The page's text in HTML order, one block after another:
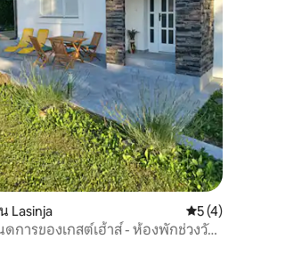
ก 5, 30 รีวิว
Lasinja คะแนนเฉลี่ย 5 จา
5 (4)
การของเกสต์เฮ้าส์ - ห้องพักช่วงวัน
คัพ